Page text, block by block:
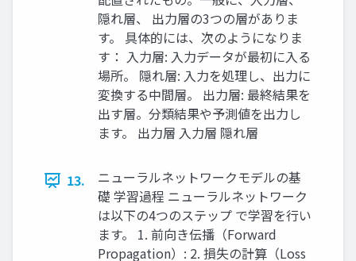
隠れ層、 出力層の3つの層がありま
す。 具体的には、次のようになりま
す： 入力層: 入力データが最初に入る
場所。 隠れ層: 入力を処理し、出力に
変換する中間層。 出力層: 最終結果を
出す層。分類結果や予測値を出力し
ます。 出力層 入力層 隠れ層
13.
ニューラルネットワークモデルの基
礎 学習過程 ニューラルネットワーク
は以下の4つのステップ で学習を行い
ます。 1. 前向き伝播（Forward
Propagation）: 2. 損失の計算（Loss